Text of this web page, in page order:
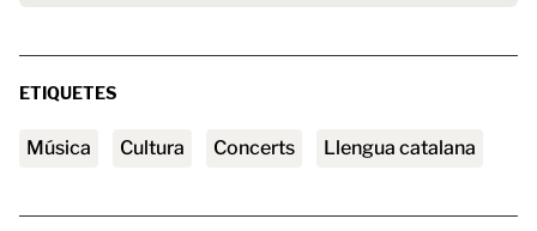
ETIQUETES
Música Cultura Concerts Llengua catalana